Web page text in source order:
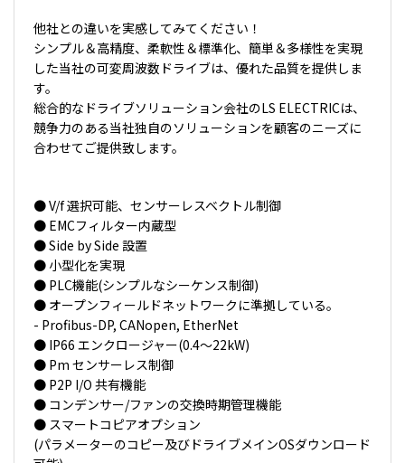
他社との違いを実感してみてください！
シンプル＆高精度、柔軟性＆標準化、簡単＆多様性を実現
した当社の可変周波数ドライブは、優れた品質を提供しま
す。
総合的なドライブソリューション会社のLS ELECTRICは、
競争力のある当社独自のソリューションを顧客のニーズに
合わせてご提供致します。
● V/f 選択可能、センサーレスベクトル制御
● EMCフィルター内蔵型
● Side by Side 設置
● 小型化を実現
● PLC機能(シンプルなシーケンス制御)
● オープンフィールドネットワークに準拠している。
- Profibus-DP, CANopen, EtherNet
● IP66 エンクロージャー(0.4～22kW)
● Pm センサーレス制御
● P2P I/O 共有機能
● コンデンサー/ファンの交換時期管理機能
● スマートコピアオプション
(パラメーターのコピー及びドライブメインOSダウンロード